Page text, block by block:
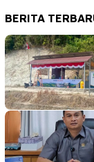
BERITA